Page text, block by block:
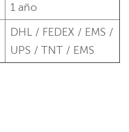
1 año
DHL / FEDEX / EMS /
UPS / TNT / EMS